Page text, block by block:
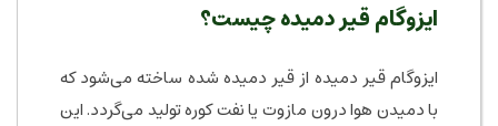
ایزوگام قیر دمیده چیست؟
ایزوگام قیر دمیده از قیر دمیده شده ساخته می‌شود که
با دمیدن هوا درون مازوت یا نفت کوره تولید می‌گردد. این